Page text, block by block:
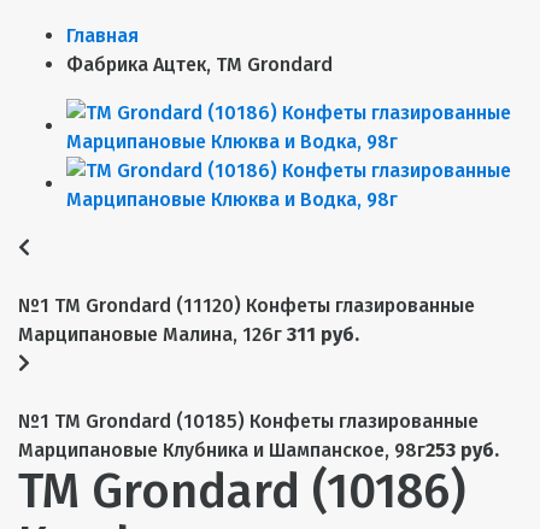
Главная
Фабрика Ацтек, ТМ Grondard
№1 TM Grondard (11120) Конфеты глазированные
Марципановые Малина, 126г 311 руб.
№1 TM Grondard (10185) Конфеты глазированные
Марципановые Клубника и Шампанское, 98г253 руб.
TM Grondard (10186)